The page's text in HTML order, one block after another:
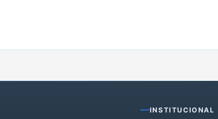
INSTITUCIONAL